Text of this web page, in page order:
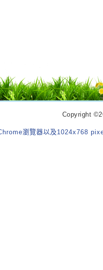
Copyright
瀏覽器以及1024x768